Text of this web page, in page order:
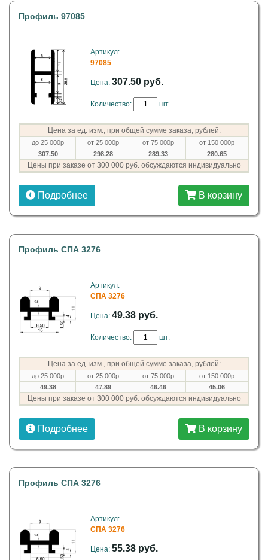
Профиль 97085
Артикул:
97085
Цена: 307.50 руб.
Количество: шт.
Цена за ед. изм., при общей сумме заказа, рублей:
до 25 000р от 25 000р от 75 000р
от 150 000р
307.50
298.28 289.33 280.65
Цены при заказе от 300 000 руб. обсуждаются индивидуально
Подробнее В корзину
Профиль СПА 3276
Артикул:
СПА 3276
Цена: 49.38 руб.
Количество: шт.
Цена за ед. изм., при общей сумме заказа, рублей:
до 25 000р от 25 000р от 75 000р
от 150 000р
49.38
47.89 46.46 45.06
Цены при заказе от 300 000 руб. обсуждаются индивидуально
Подробнее В корзину
Профиль СПА 3276
Артикул:
СПА 3276
Цена: 55.38 руб.